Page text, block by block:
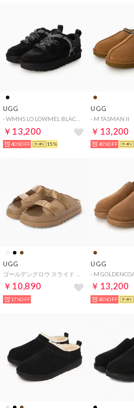
UGG
￥13,200
40%OFF 15%
UGG
￥13,200
40%OFF
UGG
￥10,890
17%OFF
UGG
￥13,200
40%OFF